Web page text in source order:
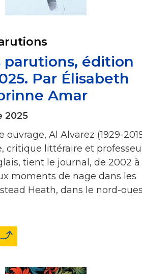
parutions, édition
Par Élisabeth
Amar
2025
ouvrage, Al Alvarez (1929-
critique littéraire et
tient le journal, de 2002 à
moments de nage dans les
Heath, dans le nord-